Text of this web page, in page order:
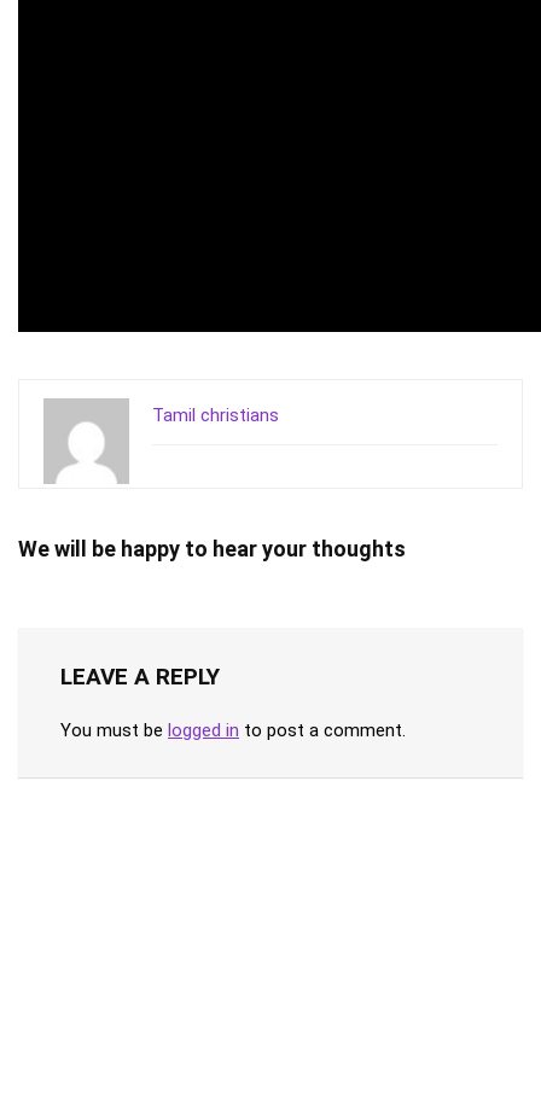
Tamil christians
We will be happy to hear your thoughts
LEAVE A REPLY
You must be logged in to post a comment.